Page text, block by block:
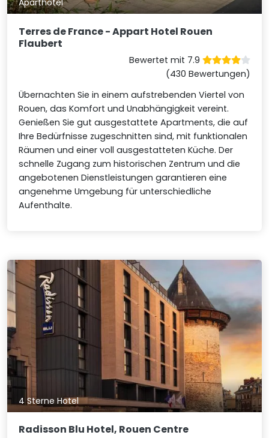
Aparthotel
Terres de France - Appart Hotel Rouen
Flaubert
Bewertet mit 7.9
(430 Bewertungen)
Übernachten Sie in einem aufstrebenden Viertel von
Rouen, das Komfort und Unabhängigkeit vereint.
Genießen Sie gut ausgestattete Apartments, die auf
Ihre Bedürfnisse zugeschnitten sind, mit funktionalen
Räumen und einer voll ausgestatteten Küche. Der
schnelle Zugang zum historischen Zentrum und die
angebotenen Dienstleistungen garantieren eine
angenehme Umgebung für unterschiedliche
Aufenthalte.
4 Sterne Hotel
Radisson Blu Hotel, Rouen Centre